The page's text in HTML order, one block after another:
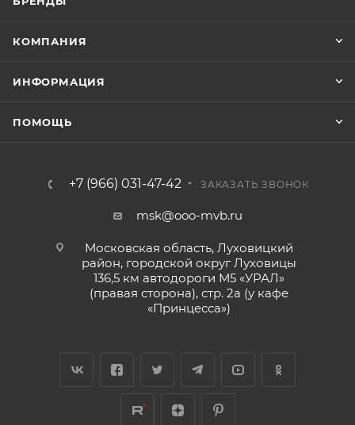
КОМПАНИЯ
ИНФОРМАЦИЯ
ПОМОЩЬ
+7 (966) 031-47-42 ЗАКАЗАТЬ ЗВОНОК
msk@ooo-mvb.ru
Московская область, Луховицкий
район, городской округ Луховицы
136,5 км автодороги М5 «УРАЛ»
(правая сторона), стр. 2а (у кафе
«‎Принцесса»)